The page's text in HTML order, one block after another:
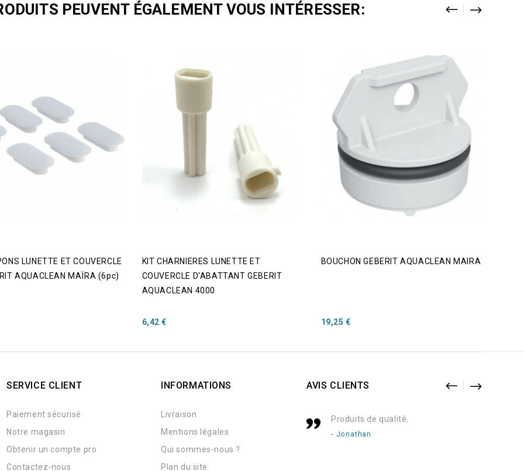
PEUVENT ÉGALEMENT VOUS INTÉRESSER:
LUNETTE ET COUVERCLE
AQUACLEAN MAÏRA (6pc)
KIT CHARNIERES LUNETTE ET
COUVERCLE D'ABATTANT GEBERIT
AQUACLEAN 4000
Prix
6,42 €
BOUCHON GEBERIT AQUACLEAN MAIRA
Prix
19,25 €
SERVICE CLIENT
Paiement sécurisé
Notre magasin
Obtenir un compte pro
Contactez-nous
INFORMATIONS
Livraison
Mentions légales
Qui sommes-nous ?
Plan du site
AVIS CLIENTS
Produits de qualité.
- Jonathan